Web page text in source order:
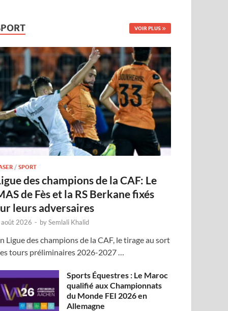
VOIR PLUS
/SPORT
des champions de la CAF: Le
de Fès et la RS Berkane fixés
leurs adversaires
2026 - bySemlali Khalid
Ligue des champions de la CAF, le tirage au sort
tours préliminaires 2026-2027 …
Sports Équestres : Le Maroc
qualifié aux Championnats
du Monde FEI 2026 en
Allemagne